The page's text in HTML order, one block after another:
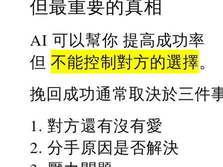
但最重要的真相
AI 可以幫你 提高成功率
但不能控制對方的選擇。
挽回成功通常取決於三件
1. 對方還有沒有愛
2. 分手原因是否解決